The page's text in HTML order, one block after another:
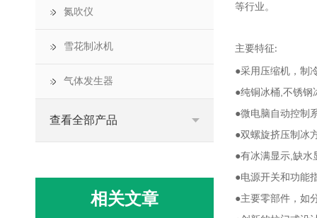
等行业。
主要特征:
●采用压缩机，制
●纯铜冰桶,不锈钢
●微电脑自动控制
●双螺旋挤压制冰
●有冰满显示 缺水
●电源开关和功能
●主要零部件，如
氮吹仪
雪花制冰机
气体发生器
查看全部产品
相关文章